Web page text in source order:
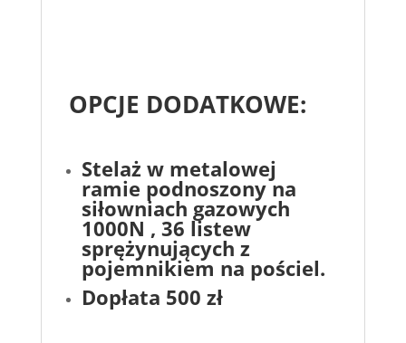
OPCJE DODATKOWE:
Stelaż w metalowej
ramie podnoszony na
siłowniach gazowych
1000N , 36 listew
sprężynujących z
pojemnikiem na pościel.
Dopłata 500 zł